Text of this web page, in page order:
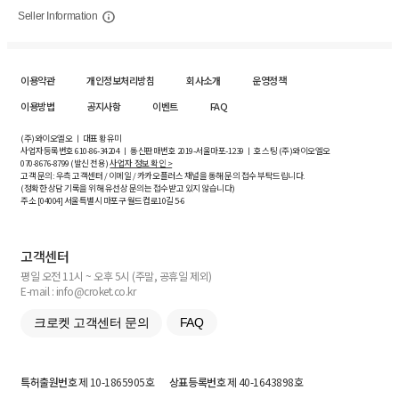
Seller Information
이용약관 개인정보처리방침 회사소개
운영정책
이용방법
공지사항 이벤트 FAQ
(주)와이오엘오 ㅣ 대표 황유미
사업자등록번호610-86-34204ㅣ 통신판매번호 2019-서울마포-1239 ㅣ 호스팅 (주)와이오엘오
070-8676-8799 (발신 전용)사업자 정보 확인 >
고객 문의: 우측 고객센터 / 이메일 / 카카오플러스 채널을 통해 문의 접수 부탁드립니다.
(정확한 상담 기록을 위해 유선상 문의는 접수받고 있지 않습니다)
주소 [04004] 서울특별시 마포구 월드컵로10길5-6
고객센터
평일 오전 11시 ~ 오후 5시 (주말, 공휴일 제외)
E-mail : info@croket.co.kr
크로켓 고객센터 문의 FAQ
특허출원번호제 10-1865905호 상표등록번호제 40-1643898호